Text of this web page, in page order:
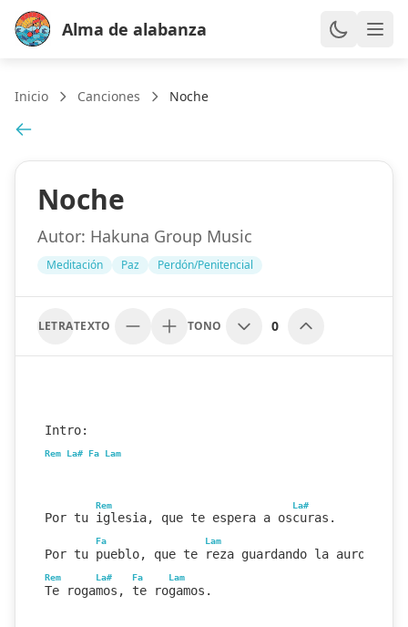
Alma de alabanza
Inicio Canciones Noche
Noche
Autor: Hakuna Group Music
Meditación Paz Perdón/Penitencial
LETRATEXTO TONO 0
Intro:
Rem La# Fa Lam
Rem La#
Por tu iglesia, que te espera a oscuras.
Fa Lam
Por tu pueblo, que te reza guardando la aurora.
Rem La# Fa Lam
Te rogamos, te rogamos.